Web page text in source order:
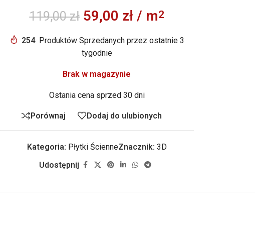
119,00zł 59,00 zł / m2
254 Produktów Sprzedanych przez ostatnie 3
tygodnie
Brak w magazynie
Ostania cena sprzed 30 dni
Porównaj Dodaj do ulubionych
Kategoria: Płytki ŚcienneZnacznik: 3D
Udostępnij